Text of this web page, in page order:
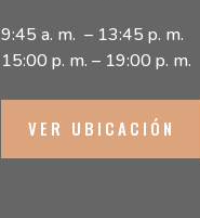
9:45 a. m. – 13:45 p. m.
15:00 p. m. – 19:00 p. m.
VER UBICACIÓN